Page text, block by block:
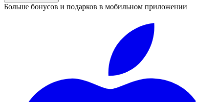
Больше бонусов и подарков в мобильном приложении